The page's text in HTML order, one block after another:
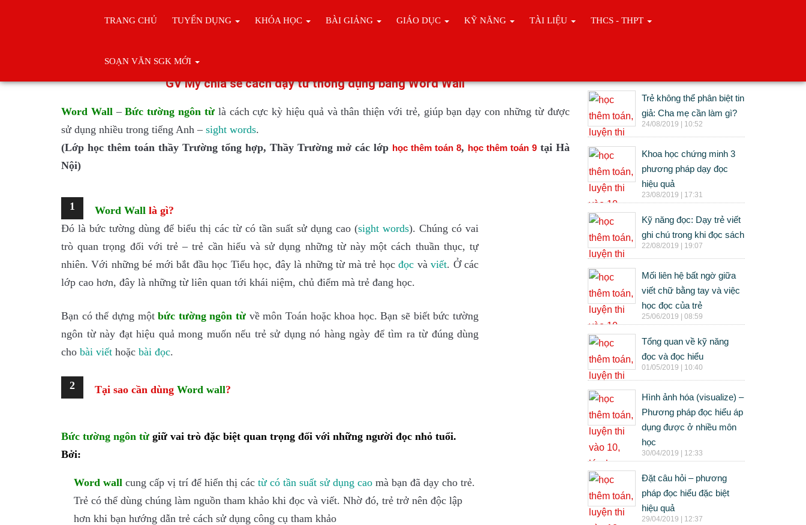
TRANG CHỦ TUYỂN DỤNG KHÓA HỌC BÀI GIẢNG GIÁO DỤC KỸ NĂNG TÀI LIỆU THCS - THPT
SOẠN VĂN SGK MỚI
KỸ NĂNG ĐỌC CHO TRẺ
GV Mỹ chia sẻ cách dạy từ thông dụng bằng Word Wall
Word Wall–Bức tường ngôn từlà cách cực kỳ hiệu quả và thân thiện với trẻ, giúp bạn dạy con những từ được
sử dụng nhiều trong tiếng Anh – sight words.
(Lớp học thêm toán thầy Trường tổng hợp, Thầy Trường mở các lớp học thêm toán 8, học thêm toán 9tại Hà
Nội)
1 Word Wall là gì?
Đó là bức tường dùng để biểu thị các từ có tần suất sử dụng cao (sight words). Chúng có vai
trò quan trọng đối với trẻ – trẻ cần hiểu và sử dụng những từ này một cách thuần thục, tự
nhiên. Với những bé mới bắt đầu học Tiểu học, đây là những từ mà trẻ họcđọc vàviết. Ở các
lớp cao hơn, đây là những từ liên quan tới khái niệm, chủ điểm mà trẻ đang học.
Bạn có thể dựng mộtbức tường ngôn từ về môn Toán hoặc khoa học. Bạn sẽ biết bức tường
ngôn từ này đạt hiệu quả mong muốn nếu trẻ sử dụng nó hàng ngày để tìm ra từ đúng dùng
cho bài viết hoặc bài đọc.
2 Tại sao cần dùng Word wall?
Bức tường ngôn từ giữ vai trò đặc biệt quan trọng đối với những người đọc nhỏ tuổi.
Bởi:
Word wall cung cấp vị trí để hiển thị các từ có tần suất sửdụng cao mà bạn đã dạy cho trẻ.
Trẻ có thể dùng chúng làm nguồn tham khảo khi đọc và viết. Nhờ đó, trẻ trở nên độc lập
hơn khi bạn hướng dẫn trẻ cách sử dụng công cụ tham khảo
Trẻ không thể phân biệt tin
giả: Cha mẹ cần làm gì?
24/08/2019 | 10:52
Khoa học chứng minh 3
phương pháp dạy đọc
hiệu quả
23/08/2019 | 17:31
Kỹ năng đọc: Dạy trẻ viết
ghi chú trong khi đọc sách
22/08/2019 | 19:07
Mối liên hệ bất ngờ giữa
viết chữ bằng tay và việc
học đọc của trẻ
25/06/2019 | 08:59
Tổng quan về kỹ năng
đọc và đọc hiểu
01/05/2019 | 10:40
Hình ảnh hóa (visualize) –
Phương pháp đọc hiểu áp
dụng được ở nhiều môn
học
30/04/2019 | 12:33
Đặt câu hỏi – phương
pháp đọc hiểu đặc biệt
hiệu quả
29/04/2019 | 12:37